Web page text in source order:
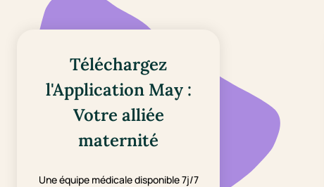
Téléchargez
l'Application May :
Votre alliée
maternité
Une équipe médicale disponible 7j/7